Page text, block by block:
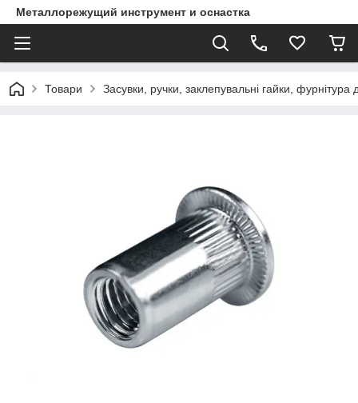
Металлорежущий инструмент и оснастка
Товари Засувки, ручки, заклепувальні гайки, фурнітура